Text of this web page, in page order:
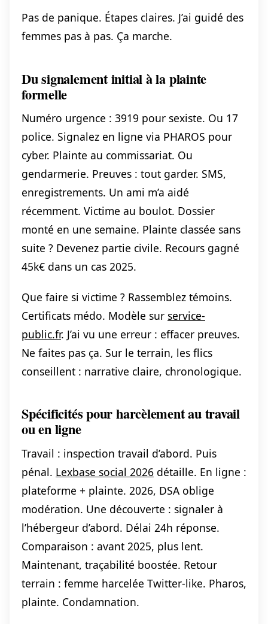
Pas de panique. Étapes claires. J’ai guidé des
femmes pas à pas. Ça marche.
Du signalement initial à la plainte
formelle
Numéro urgence : 3919 pour sexiste. Ou 17
police. Signalez en ligne via PHAROS pour
cyber. Plainte au commissariat. Ou
gendarmerie. Preuves : tout garder. SMS,
enregistrements. Un ami m’a aidé
récemment. Victime au boulot. Dossier
monté en une semaine. Plainte classée sans
suite ? Devenez partie civile. Recours gagné
45k€ dans un cas 2025.
Que faire si victime ? Rassemblez témoins.
Certificats médo. Modèle sur service-
public.fr. J’ai vu une erreur : effacer preuves.
Ne faites pas ça. Sur le terrain, les flics
conseillent : narrative claire, chronologique.
Spécificités pour harcèlement au travail
ou en ligne
Travail : inspection travail d’abord. Puis
pénal. Lexbase social 2026 détaille. En ligne :
plateforme + plainte. 2026, DSA oblige
modération. Une découverte : signaler à
l’hébergeur d’abord. Délai 24h réponse.
Comparaison : avant 2025, plus lent.
Maintenant, traçabilité boostée. Retour
terrain : femme harcelée Twitter-like. Pharos,
plainte. Condamnation.